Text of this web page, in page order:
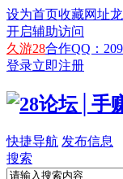
设为首页收藏网址
开启辅助访问
久游28合作QQ：
登录立即注册
快捷导航 发布信息
搜索